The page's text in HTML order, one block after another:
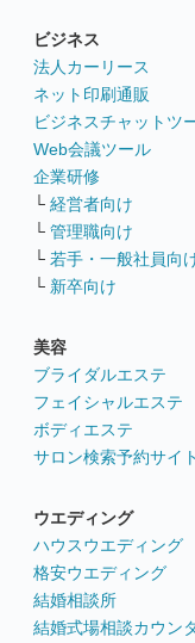
ビジネス
法人カーリース
ネット印刷通販
ビジネスチャットツ
Web会議ツール
企業研修
└ 経営者向け
└ 管理職向け
└ 若手・一般社員向
└ 新卒向け
美容
ブライダルエステ
フェイシャルエステ
ボディエステ
サロン検索予約サイト
ウエディング
ハウスウエディング
格安ウエディング
結婚相談所
結婚式場相談カウン